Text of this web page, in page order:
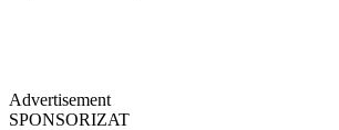
Advertisement
SPONSORIZAT